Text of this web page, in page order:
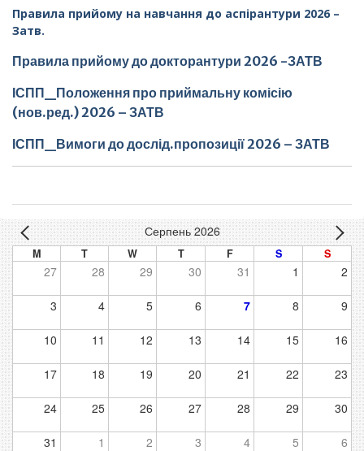
Правила прийому на навчання до аспірантури 2026 –
Затв.
Правила прийому до докторантури 2026 -ЗАТВ
ІСПП_Положення про приймальну комісію
(нов.ред.) 2026 – ЗАТВ
ІСПП_Вимоги до дослід.пропозиції 2026 – ЗАТВ
Серпень 2026
M T W T F S S
27 28 29 30 31 1 2
3 4 5 6 7 8 9
10 11 12 13 14 15 16
17 18 19 20 21 22 23
24 25 26 27 28 29 30
31 1 2 3 4 5 6